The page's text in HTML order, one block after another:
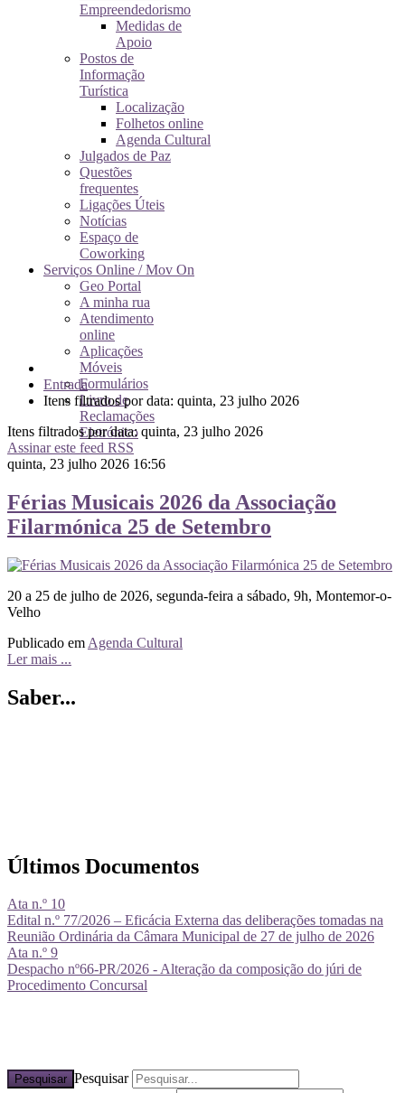
Empreendedorismo
Medidas de
Apoio
Postos de
Informação
Turística
Localização
Folhetos online
Agenda Cultural
Julgados de Paz
Questões
frequentes
Ligações Úteis
Notícias
Espaço de
Coworking
Serviços Online / Mov On
Geo Portal
A minha rua
Atendimento
online
Aplicações
Móveis
Formulários
Livro de
Reclamações
Eletrónico
Entrada
Itens filtrados por data: quinta, 23 julho 2026
Itens filtrados por data: quinta, 23 julho 2026
Assinar este feed RSS
quinta, 23 julho 2026 16:56
Férias Musicais 2026 da Associação
Filarmónica 25 de Setembro
20 a 25 de julho de 2026, segunda-feira a sábado, 9h, Montemor-o-
Velho
Publicado em Agenda Cultural
Ler mais ...
Saber...
Últimos Documentos
Ata n.º 10
Edital n.º 77/2026 – Eficácia Externa das deliberações tomadas na
Reunião Ordinária da Câmara Municipal de 27 de julho de 2026
Ata n.º 9
Despacho nº66-PR/2026 - Alteração da composição do júri de
Procedimento Concursal
Pesquisar Pesquisar